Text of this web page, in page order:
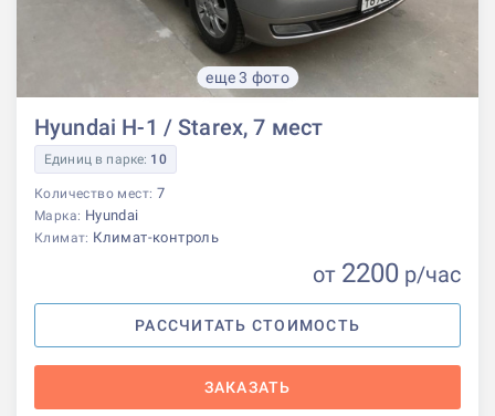
еще 3 фото
Hyundai H-1 / Starex, 7 мест
Единиц в парке: 10
Количество мест: 7
Марка: Hyundai
Климат: Климат-контроль
от 2200 р/час
РАССЧИТАТЬ СТОИМОСТЬ
ЗАКАЗАТЬ